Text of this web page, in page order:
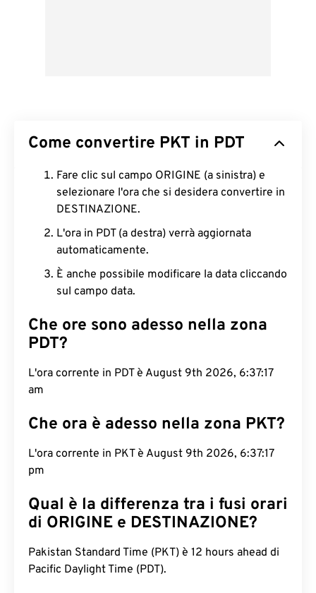
Come convertire PKT in PDT
Fare clic sul campo ORIGINE (a sinistra) e
selezionare l'ora che si desidera convertire in
DESTINAZIONE.
L'ora in PDT (a destra) verrà aggiornata
automaticamente.
È anche possibile modificare la data cliccando
sul campo data.
Che ore sono adesso nella zona
PDT?
L'ora corrente in PDT è August 9th 2026, 6:37:18
am
Che ora è adesso nella zona PKT?
L'ora corrente in PKT è August 9th 2026, 6:37:18
pm
Qual è la differenza tra i fusi orari
di ORIGINE e DESTINAZIONE?
Pakistan Standard Time (PKT) è 12 hours ahead di
Pacific Daylight Time (PDT).